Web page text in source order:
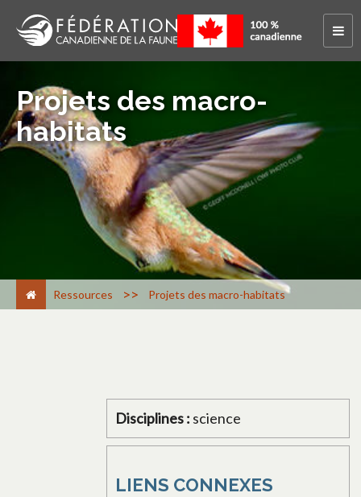
Projets des macro-
habitats
Ressources > Projets des macro-habitats
Disciplines : science
LIENS CONNEXES